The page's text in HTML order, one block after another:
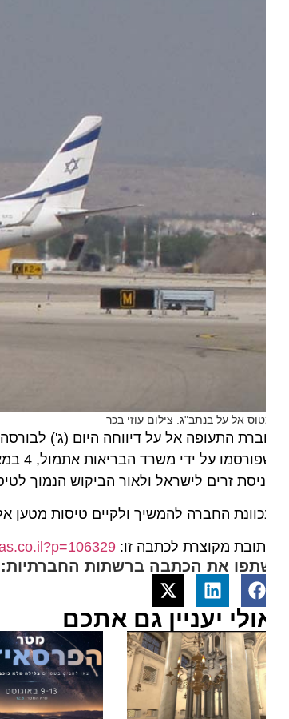
אל על בנתב"ג. צילום עוזי בכר
זרים לישראל ולאור הביקוש הנמוך לטיסות
החברה להמשיך ולקיים טיסות מטען אל/מ
מקוצרת לכתבה זו:
את הכתבה ברשתות החברתיות:
יעניין גם אתכם